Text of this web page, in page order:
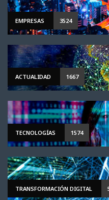
EMPRESAS 3524
ACTUALIDAD 1667
TECNOLOGÍAS 1574
TRANSFORMACIÓN DIGITAL